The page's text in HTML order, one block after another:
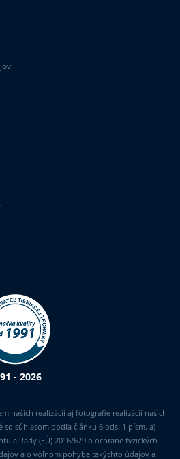
- 2026
našich realizácií aj fotografie realizácií našich
súhlasom podľa článku 6 ods. 1 písm. a)
a Rady (EÚ) 2016/679 o ochrane fyzických
a o voľnom pohybe takýchto údajov a